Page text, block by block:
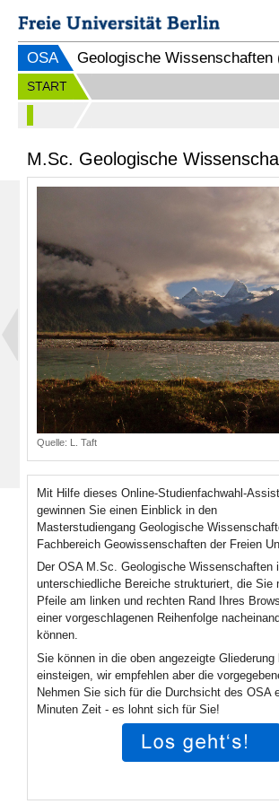
OSA Geologische Wissenschaften
START
M.Sc. Geologische
Quelle: L. Taft
Mit Hilfe dieses Online-Studienfachwahl-
gewinnen Sie einen Einblick in den
Masterstudiengang Geologische
Fachbereich Geowissenschaften der Freien
Der OSA M.Sc. Geologische Wissenschaften
unterschiedliche Bereiche strukturiert, die Sie
Pfeile am linken und rechten Rand Ihres
einer vorgeschlagenen Reihenfolge
können.
Sie können in die oben angezeigte Gliederung
einsteigen, wir empfehlen aber die
Nehmen Sie sich für die Durchsicht des OSA
Minuten Zeit - es lohnt sich für Sie!